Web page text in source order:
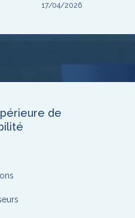
17/04/2026
de